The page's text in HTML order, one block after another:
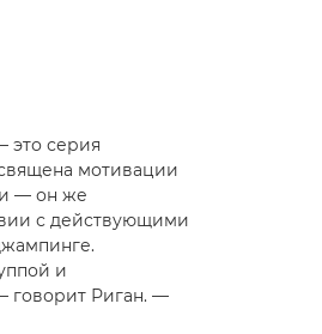
это серия
мотивации
— он же
с действующими
и
говорит Риган. —